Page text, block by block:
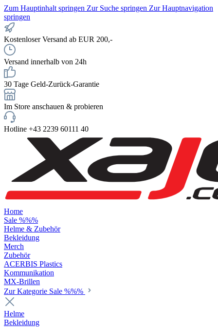
Zum Hauptinhalt springen Zur Suche springen Zur Hauptnavigation
springen
Kostenloser Versand ab EUR 200,-
Versand innerhalb von 24h
30 Tage Geld-Zurück-Garantie
Im Store anschauen & probieren
Hotline +43 2239 60111 40
Home
Sale %%%
Helme & Zubehör
Bekleidung
Merch
Zubehör
ACERBIS Plastics
Kommunikation
MX-Brillen
Zur Kategorie Sale %%%
Helme
Bekleidung